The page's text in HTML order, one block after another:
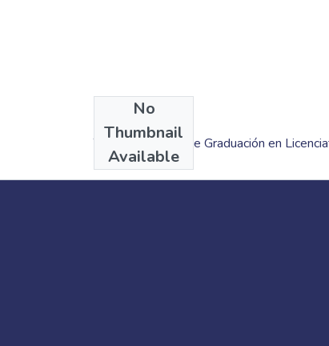
No
Thumbnail
Available
Collections
Trabajos Finales de Graduación en